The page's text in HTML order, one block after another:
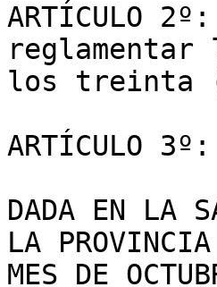
ARTÍCULO
los treinta
ARTÍCULO
DADA EN LA
LA